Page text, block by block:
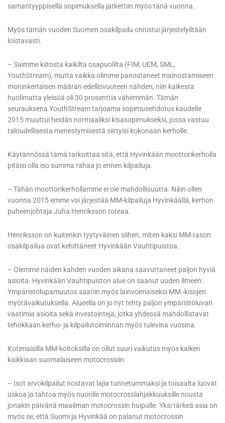
samantyyppisellä sopimuksella jatkettiin myös tänä vuonna.
Myös tämän vuoden Suomen osakilpailu onnistui järjestelyiltään
loistavasti.
– Saimme kiitosta kaikilta osapuolilta (FIM, UEM, SML,
YouthStream), mutta vaikka olimme panostaneet mainostamiseen
moninkertaisen määrän edellisvuoteen nähden, niin kaikesta
huolimatta yleisöä oli 30 prosenttia vähemmän. Tämän
seurauksena YouthStream tarjoama sopimusehdotus kaudelle
2015 muuttui heidän normaaliksi kisasopimukseksi, jossa vastuu
taloudellisesta menestymisestä siirtyisi kokonaan kerholle.
Käytännössä tämä tarkoittaa sitä, että Hyvinkään moottorikerholla
pitäisi olla iso summa rahaa jo ennen kilpailuja.
– Tähän moottorikerhollamme ei ole mahdollisuutta. Näin ollen
vuonna 2015 emme voi järjestää MM-kilpailuja Hyvinkäällä, kerhon
puheenjohtaja Juha Henriksson toteaa.
Henriksson on kuitenkin tyytyväinen siihen, miten kaksi MM-tason
osakilpailua ovat kehittäneet Hyvinkään Vauhtipuistoa.
– Olemme näiden kahden vuoden aikana saavuttaneet paljon hyviä
asioita. Hyvinkään Vauhtipuiston alue on saanut uuden ilmeen.
Ympäristölupamuutos saatiin myös lainvoimaiseksi MM -kisojen
myötävaikutuksella. Alueella on jo nyt tehty paljon ympäristöluvan
vaatimia asioita sekä investointeja, jotka yhdessä mahdollistavat
tehokkaan kerho- ja kilpailutoiminnan myös tulevina vuosina.
Kotimaisilla MM-koitoksilla on ollut suuri vaikutus myös kaiken
kaikkiaan suomalaiseen motocrossiin.
– Isot arvokilpailut nostavat lajia tunnetummaksi ja toisaalta luovat
uskoa ja tahtoa myös nuorille motocrosslahjakkuuksille nousta
jonakin päivänä maailman motocrossin huipulle. Yksi tärkeä asia on
myös se, että Suomi ja Hyvinkää on palanut motocrossin